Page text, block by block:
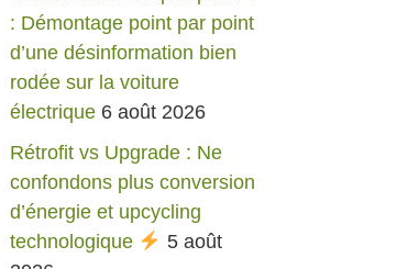
: Démontage point par point
d’une désinformation bien
rodée sur la voiture
électrique 6 août 2026
Rétrofit vs Upgrade : Ne
confondons plus conversion
d’énergie et upcycling
technologique
5 août